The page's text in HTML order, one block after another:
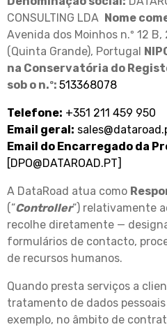
CONSULTING LDA Nome
Avenida dos Moinhos n.º 12
(Quinta Grande), Portugal
na Conservatória do
sob o n.º: 513368078
Telefone: +351 211 459 950
Email geral:
Email do Encarregado da
[DPO@DATAROAD.PT]
A DataRoad atua como
(“Controller“) relativamente
recolhe diretamente —
formulários de contacto,
de recursos humanos.
Quando presta serviços a
tratamento de dados
exemplo, no âmbito de